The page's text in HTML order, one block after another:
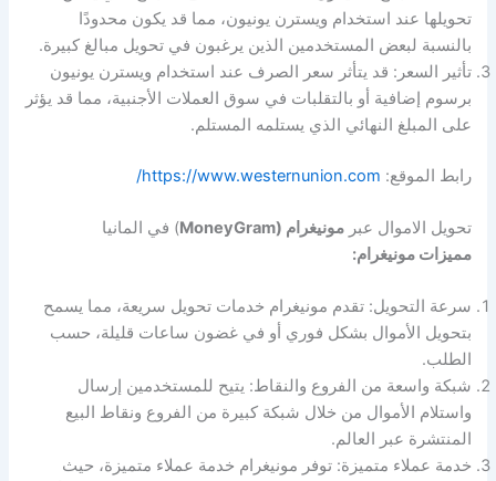
تحويلها عند استخدام ويسترن يونيون، مما قد يكون محدودًا
بالنسبة لبعض المستخدمين الذين يرغبون في تحويل مبالغ كبيرة.
تأثير السعر: قد يتأثر سعر الصرف عند استخدام ويسترن يونيون
برسوم إضافية أو بالتقلبات في سوق العملات الأجنبية، مما قد يؤثر
على المبلغ النهائي الذي يستلمه المستلم.
رابط الموقع: https://www.westernunion.com/
تحويل الاموال عبرمونيغرام (MoneyGram
) في المانيا
مميزات مونيغرام:
سرعة التحويل: تقدم مونيغرام خدمات تحويل سريعة، مما يسمح
بتحويل الأموال بشكل فوري أو في غضون ساعات قليلة، حسب
الطلب.
شبكة واسعة من الفروع والنقاط: يتيح للمستخدمين إرسال
واستلام الأموال من خلال شبكة كبيرة من الفروع ونقاط البيع
المنتشرة عبر العالم.
خدمة عملاء متميزة: توفر مونيغرام خدمة عملاء متميزة، حيث